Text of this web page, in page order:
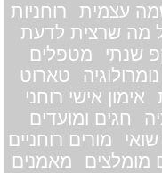
עצמית
רוחניות
מה שרצית לדעת
שנתי
מטפלים
נומרולוגיה
טארוט
אימון אישי רוחני
חגים ומועדים
מורים רוחניים
מומלצים
מאמנים